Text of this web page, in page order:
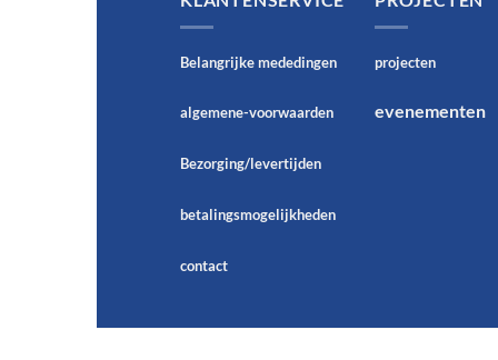
Belangrijke mededingen
algemene-voorwaarden
Bezorging/levertijden
betalingsmogelijkheden
contact
projecten
evenementen